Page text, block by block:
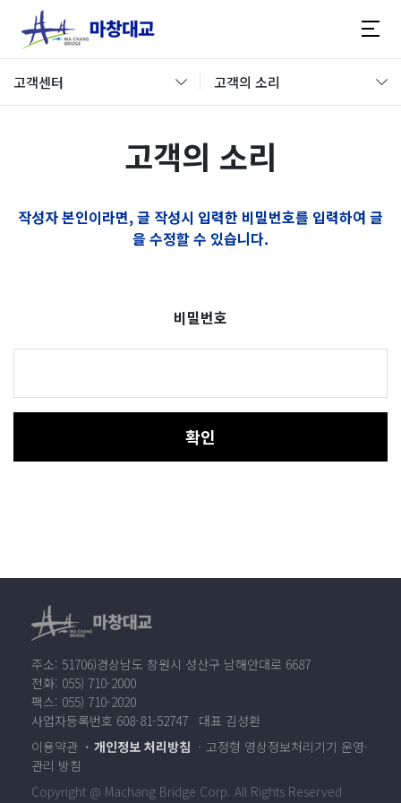
고객센터 고객의 소리
고객의 소리
작성자 본인이라면, 글 작성시 입력한 비밀번호를 입력하여 글
을 수정할 수 있습니다.
비밀번호
확인
주소: 51706)경상남도 창원시 성산구 남해안대로 6687
전화: 055) 710-2000
팩스: 055) 710-2020
사업자등록번호 608-81-52747 대표 김성환
이용약관
개인정보 처리방침
고정형 영상정보처리기기 운영·
관리 방침
Copyright @ Machang Bridge Corp. All Rights Reserved